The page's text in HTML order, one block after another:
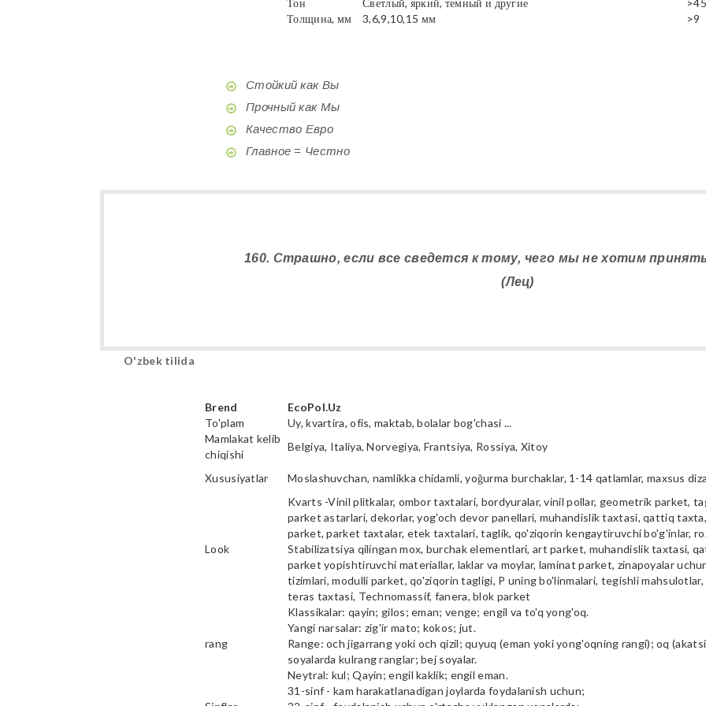
Тон
Светлый, яркий, темный и другие
>45
Толщина, мм
3,6,9,10,15 мм >9
Стойкий как Вы
Прочный как Мы
Качество Евро
Главное = Честно
160. Страшно, если все сведется к тому, чего мы не хотим
(Лец)
O'zbek tilida
Brend EcoPol.Uz
To'plam
Uy, kvartira, ofis, maktab, bolalar bog'chasi ...
Mamlakat kelib
chiqishi
Belgiya, Italiya, Norvegiya, Frantsiya, Rossiya, Xitoy
Xususiyatlar
Moslashuvchan, namlikka chidamli, yoğurma burchaklar, 1-14 qatlamlar, maxsus
Look
Kvarts -Vinil plitkalar, ombor taxtalari, bordyuralar, vinil pollar, geometrik parket,
parket astarlari, dekorlar, yog'och devor panellari, muhandislik taxtasi, qattiq taxta,
parket, parket taxtalar, etek taxtalari, taglik, qo'ziqorin kengaytiruvchi bo'g'inlar,
Stabilizatsiya qilingan mox, burchak elementlari, art parket, muhandislik taxtasi,
parket yopishtiruvchi materiallar, laklar va moylar, laminat parket, zinapoyalar
tizimlari, modulli parket, qo'ziqorin tagligi, P uning bo'linmalari, tegishli
teras taxtasi, Technomassif, fanera, blok parket
rang
Klassikalar: qayin; gilos; eman; venge; engil va to'q yong'oq.
Yangi narsalar: zig'ir mato; kokos; jut.
Range: och jigarrang yoki och qizil; quyuq (eman yoki yong'oqning rangi); oq
soyalarda kulrang ranglar; bej soyalar.
Neytral: kul; Qayin; engil kaklik; engil eman.
31-sinf - kam harakatlanadigan joylarda foydalanish uchun;